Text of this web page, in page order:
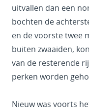
uitvallen dan een
bochten de
en de voorste twee
buiten zwaaiden,
van de resterende
perken worden
Nieuw was voorts